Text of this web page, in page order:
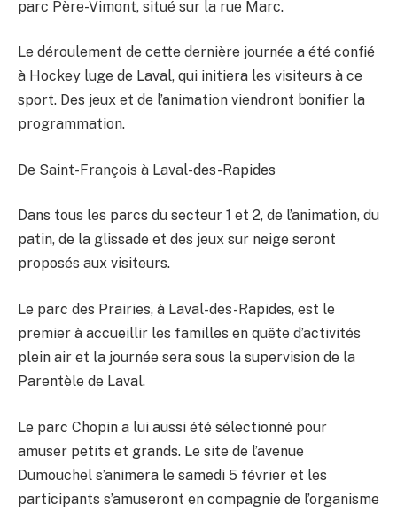
parc Père-Vimont, situé sur la rue Marc.
Le déroulement de cette dernière journée a été confié
à Hockey luge de Laval, qui initiera les visiteurs à ce
sport. Des jeux et de l’animation viendront bonifier la
programmation.
De Saint-François à Laval-des-Rapides
Dans tous les parcs du secteur 1 et 2, de l’animation, du
patin, de la glissade et des jeux sur neige seront
proposés aux visiteurs.
Le parc des Prairies, à Laval-des-Rapides, est le
premier à accueillir les familles en quête d’activités
plein air et la journée sera sous la supervision de la
Parentèle de Laval.
Le parc Chopin a lui aussi été sélectionné pour
amuser petits et grands. Le site de l’avenue
Dumouchel s’animera le samedi 5 février et les
participants s’amuseront en compagnie de l’organisme